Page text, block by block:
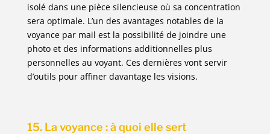
isolé dans une pièce silencieuse où sa concentration
sera optimale. L’un des avantages notables de la
voyance par mail est la possibilité de joindre une
photo et des informations additionnelles plus
personnelles au voyant. Ces dernières vont servir
d’outils pour affiner davantage les visions.
15. La voyance : à quoi elle sert